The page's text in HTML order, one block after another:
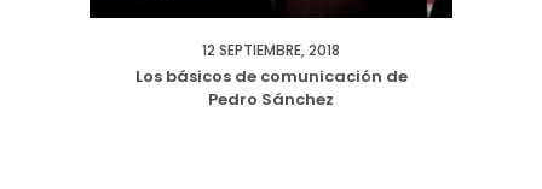
12 SEPTIEMBRE, 2018
Los básicos de comunicación de
Pedro Sánchez